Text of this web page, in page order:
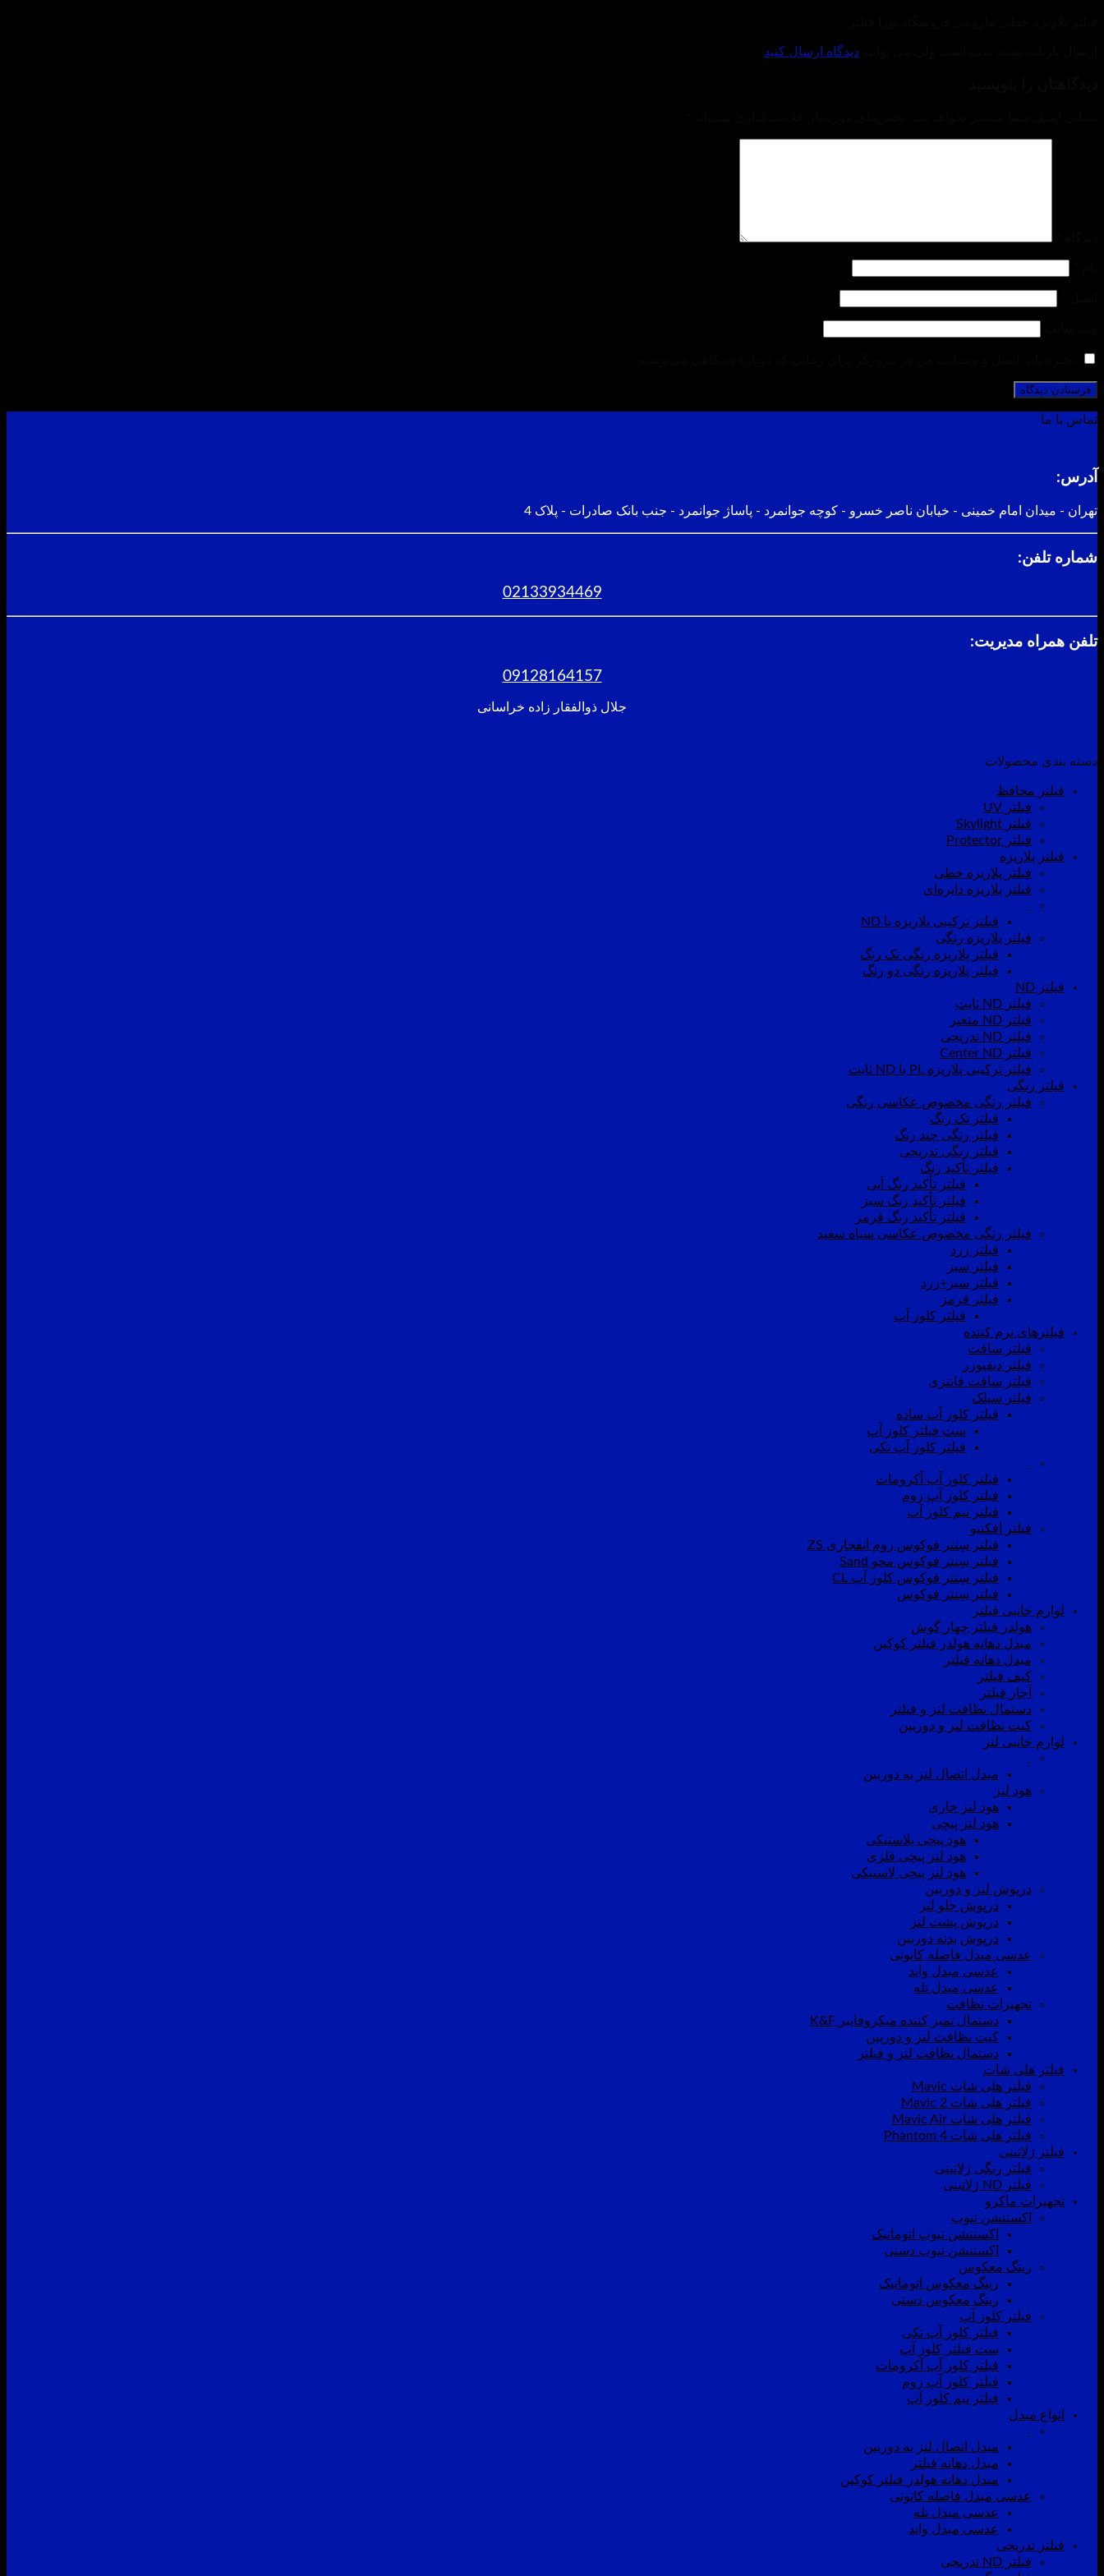
دیدگاه ارسال کنید
تماس با ما
آدرس:
تهران - میدان امام خمینی - خیابان ناصر خسرو - کوچه جوانمرد - پاساژ جوانمرد - جنب بانک صادرات - پلاک 4
شماره تلفن:
02133934469
تلفن همراه مدیریت:
09128164157
جلال ذوالفقار زاده خراسانی
دسته بندی محصولات
فیلتر محافظ
فیلتر UV
فیلتر Skylight
فیلتر Protector
فیلتر پلاریزه
فیلتر پلاریزه خطی
فیلتر پلاریزه دایره‌ای
فیلتر ترکیبی پلاریزه با ND
فیلتر پلاریزه رنگی
فیلتر پلاریزه رنگی تک رنگ
فیلتر پلاریزه رنگی دو رنگ
فیلتر ND
فیلتر ND ثابت
فیلتر ND متغیر
فیلتر ND تدریجی
فیلتر Center ND
فیلتر ترکیبی پلاریزه PL با ND ثابت
فیلتر رنگی
فیلتر رنگی مخصوص عکاسی رنگی
فیلتر تک رنگ
فیلتر رنگی چند رنگ
فیلتر رنگی تدریجی
فیلتر تأکید رنگ
فیلتر تأکید رنگ آبی
فیلتر تأکید رنگ سبز
فیلتر تأکید رنگ قرمز
فیلتر رنگی مخصوص عکاسی سیاه سفید
فیلتر زرد
فیلتر سبز
فیلتر سبز+زرد
فیلتر قرمز
فیلتر کلوز آپ
فیلترهای نرم کننده
فیلتر سافت
فیلتر دیفیوزر
فیلتر سافت فانتزی
فیلتر سیلک
فیلتر کلوز آپ ساده
ست فیلتر کلوز آپ
فیلتر کلوز آپ تکی
فیلتر کلوز آپ آکرومات
فیلتر کلوز آپ زوم
فیلتر نیم کلوز آپ
فیلتر افکتیو
فیلتر سِنتر فوکوس زوم انفجاری ZS
فیلتر سِنتر فوکوس محو Sand
فیلتر سِنتر فوکوس کلوز آپ CL
فیلتر سِنتر فوکوس
لوازم جانبی فیلتر
هولدر فیلتر چهار گوش
مبدل دهانه هولدر فیلتر کوکین
مبدل دهانه فیلتر
کیف فیلتر
آچار فیلتر
دستمال نظافت لنز و فیلتر
کیت نظافت لنز و دوربین
لوازم جانبی لنز
مبدل اتصال لنز به دوربین
هود لنز
هود لنز خاری
هود لنز پیچی
هود پیچی پلاستیکی
هود لنز پیچی فلزی
هود لنز پیچی لاستیکی
درپوش لنز و دوربین
درپوش جلو لنز
درپوش پشت لنز
درپوش بدنه دوربین
عدسی مبدل فاصله کانونی
عدسی مبدل واید
عدسی مبدل تله
تجهیزات نظافت
دستمال تمیز کننده میکروفایبر K&F
کیت نظافت لنز و دوربین
دستمال نظافت لنز و فیلتر
فیلتر هلی شات
فیلتر هلی شات Mavic
فیلتر هلی شات Mavic 2
فیلتر هلی شات Mavic Air
فیلتر هلی شات Phantom 4
فیلتر ژلاتینی
فیلتر رنگی ژلاتینی
فیلتر ND ژلاتینی
تجهیزات ماکرو
اکستنشن تیوب
اکستنشن تیوب اتوماتیک
اکستنشن تیوب دستی
رینگ معکوس
رینگ معکوس اتوماتیک
رینگ معکوس دستی
فیلتر کلوز آپ
فیلتر کلوز آپ تکی
ست فیلتر کلوز آپ
فیلتر کلوز آپ آکرومات
فیلتر کلوز آپ زوم
فیلتر نیم کلوز آپ
انواع مبدل
مبدل اتصال لنز به دوربین
مبدل دهانه فیلتر
مبدل دهانه هولدر فیلتر کوکین
عدسی مبدل فاصله کانونی
عدسی مبدل تله
عدسی مبدل واید
فیلتر تدریجی
فیلتر ND تدریجی